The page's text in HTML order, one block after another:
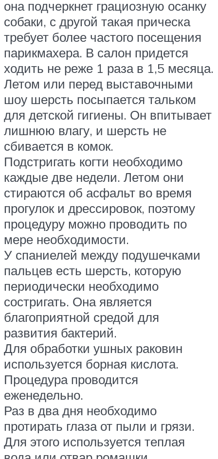
она подчеркнет грациозную осанку
собаки, с другой такая прическа
требует более частого посещения
парикмахера. В салон придется
ходить не реже 1 раза в 1,5 месяца.
Летом или перед выставочными
шоу шерсть посыпается тальком
для детской гигиены. Он впитывает
лишнюю влагу, и шерсть не
сбивается в комок.
Подстригать когти необходимо
каждые две недели. Летом они
стираются об асфальт во время
прогулок и дрессировок, поэтому
процедуру можно проводить по
мере необходимости.
У спаниелей между подушечками
пальцев есть шерсть, которую
периодически необходимо
состригать. Она является
благоприятной средой для
развития бактерий.
Для обработки ушных раковин
используется борная кислота.
Процедура проводится
еженедельно.
Раз в два дня необходимо
протирать глаза от пыли и грязи.
Для этого используется теплая